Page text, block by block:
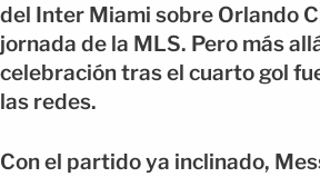
del Inter Miami sobre Orlando
jornada de la MLS. Pero más
celebración tras el cuarto gol
las redes.
Con el partido ya inclinado,